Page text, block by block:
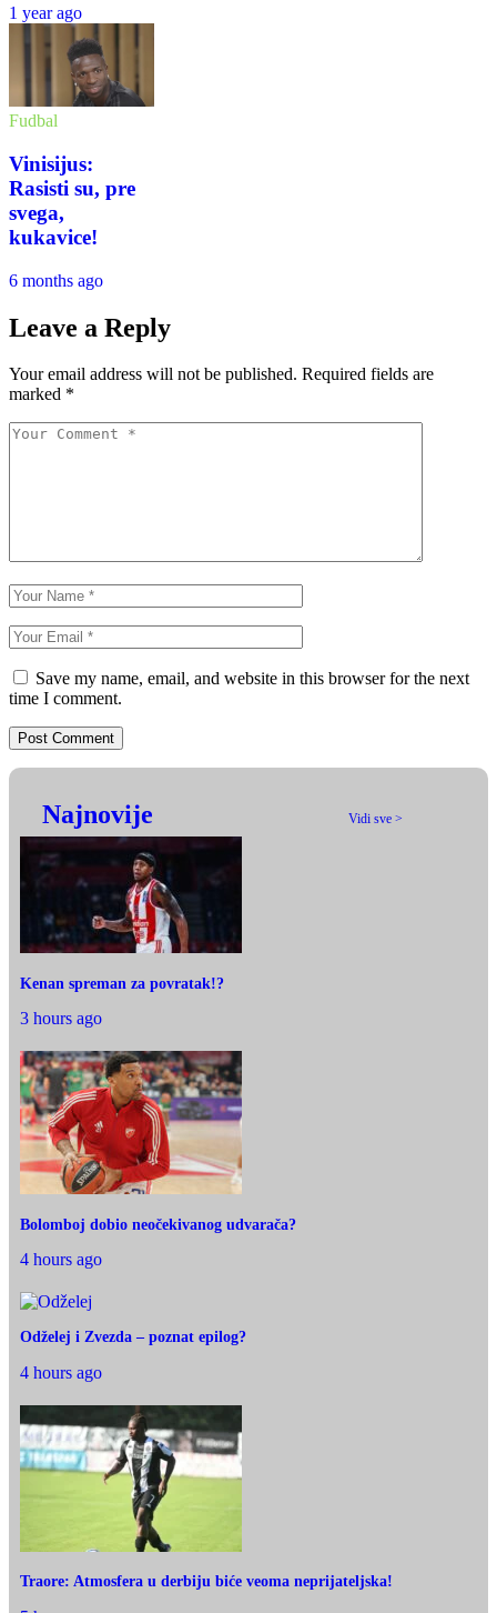
1 year ago
Fudbal
Vinisijus:
Rasisti su, pre
svega,
kukavice!
6 months ago
Leave a Reply
Your email address will not be published. Required fields are
marked *
Save my name, email, and website in this browser for the next
time I comment.
Najnovije Vidi sve >
Kenan spreman za povratak!?
3 hours ago
Bolomboj dobio neočekivanog udvarača?
4 hours ago
Odželej i Zvezda – poznat epilog?
4 hours ago
Traore: Atmosfera u derbiju biće veoma neprijateljska!